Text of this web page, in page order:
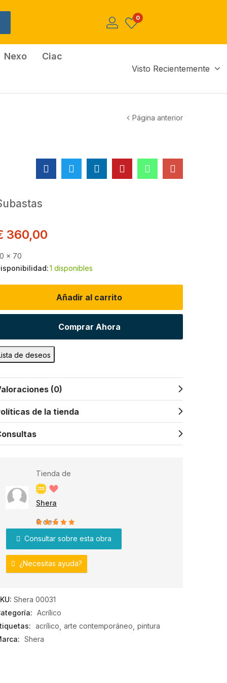
0
Nexo Ciac
Visto Recientemente
Página anterior
360,00
x 70
1 disponibles
Añadir al carrito
Comprar Ahora
de deseos
(0)
de la tienda
Tienda de
Shera
0de 5
Consultar sobre esta obra
¿Necesitas ayuda?
Shera 00031
Acrílico
acrílico arte contemporáneo pintura
Shera